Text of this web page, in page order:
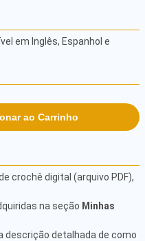
em Inglês, Espanhol e
ao Carrinho
crochê digital (arquivo PDF),
na seção Minhas
descrição detalhada de como